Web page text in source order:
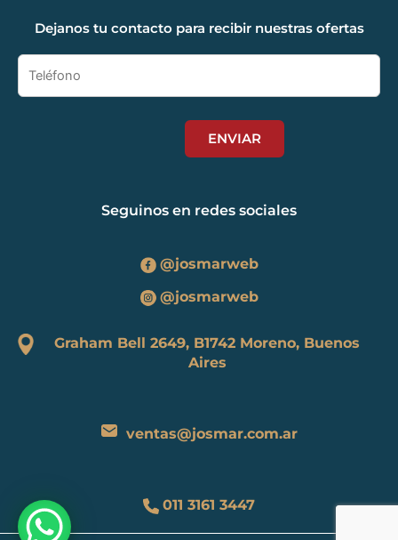
Dejanos tu contacto para recibir nuestras ofertas
Seguinos en redes sociales
@josmarweb
@josmarweb
Graham Bell 2649, B1742 Moreno, Buenos
Aires
ventas@josmar.com.ar
011 3161 3447